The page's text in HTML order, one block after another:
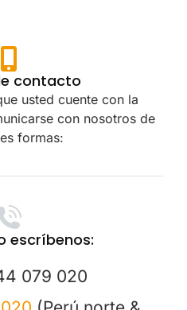
contacto
usted cuente con la
con nosotros de
formas:
escríbenos:
079 020